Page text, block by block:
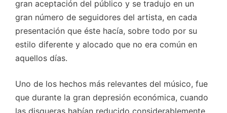
gran aceptación del público y se tradujo en un
gran número de seguidores del artista, en cada
presentación que éste hacía, sobre todo por su
estilo diferente y alocado que no era común en
aquellos días.
Uno de los hechos más relevantes del músico, fue
que durante la gran depresión económica, cuando